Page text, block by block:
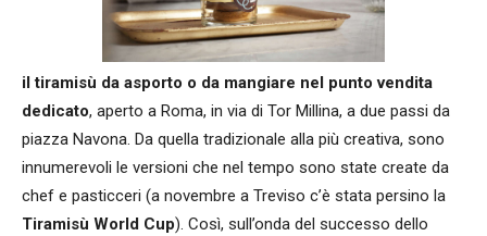
il tiramisù da asporto o da mangiare nel punto vendita
dedicato, aperto a Roma, in via di Tor Millina, a due passi da
piazza Navona. Da quella tradizionale alla più creativa, sono
innumerevoli le versioni che nel tempo sono state create da
chef e pasticceri (a novembre a Treviso c’è stata persino la
Tiramisù World Cup). Così, sull’onda del successo dello